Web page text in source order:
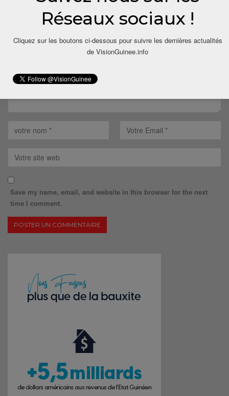
Votre adresse email ne sera pas publiée.
Save my name, email, and website in this browser for the next
time I comment.
Réseaux sociaux !
Cliquez sur les boutons ci-dessous pour suivre les dernières actualités
de VisionGuinee.info